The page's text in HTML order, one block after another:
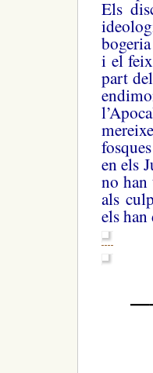
Els
i el
part
en els
no han
als
els